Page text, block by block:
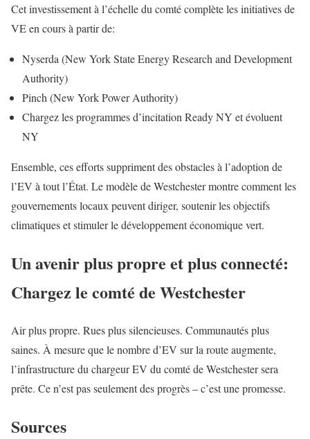
Cet investissement à l’échelle du comté complète les initiatives de
VE en cours à partir de:
Nyserda (New York State Energy Research and Development
Authority)
Pinch (New York Power Authority)
Chargez les programmes d’incitation Ready NY et évoluent
NY
Ensemble, ces efforts suppriment des obstacles à l’adoption de
l’EV à tout l’État. Le modèle de Westchester montre comment les
gouvernements locaux peuvent diriger, soutenir les objectifs
climatiques et stimuler le développement économique vert.
Un avenir plus propre et plus connecté:
Chargez le comté de Westchester
Air plus propre. Rues plus silencieuses. Communautés plus
saines. À mesure que le nombre d’EV sur la route augmente,
l’infrastructure du chargeur EV du comté de Westchester sera
prête. Ce n’est pas seulement des progrès – c’est une promesse.
Sources